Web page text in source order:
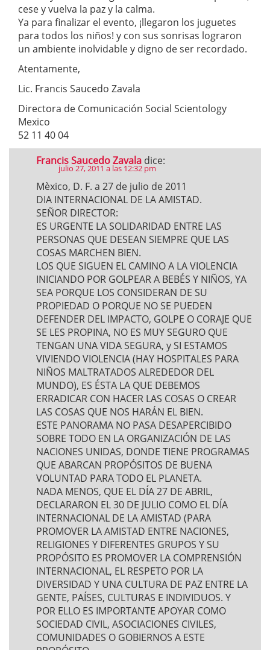
cese y vuelva la paz y la calma.
Ya para finalizar el evento, ¡llegaron los juguetes
para todos los niños! y con sus sonrisas lograron
un ambiente inolvidable y digno de ser recordado.
Atentamente,
Lic. Francis Saucedo Zavala
Directora de Comunicación Social Scientology
Mexico
52 11 40 04
Francis Saucedo Zavala dice:
julio 27, 2011 a las 12:32 pm
Mèxico, D. F. a 27 de julio de 2011
DIA INTERNACIONAL DE LA AMISTAD.
SEÑOR DIRECTOR:
ES URGENTE LA SOLIDARIDAD ENTRE LAS
PERSONAS QUE DESEAN SIEMPRE QUE LAS
COSAS MARCHEN BIEN.
LOS QUE SIGUEN EL CAMINO A LA VIOLENCIA
INICIANDO POR GOLPEAR A BEBÉS Y NIÑOS, YA
SEA PORQUE LOS CONSIDERAN DE SU
PROPIEDAD O PORQUE NO SE PUEDEN
DEFENDER DEL IMPACTO, GOLPE O CORAJE QUE
SE LES PROPINA, NO ES MUY SEGURO QUE
TENGAN UNA VIDA SEGURA, y SI ESTAMOS
VIVIENDO VIOLENCIA (HAY HOSPITALES PARA
NIÑOS MALTRATADOS ALREDEDOR DEL
MUNDO), ES ÉSTA LA QUE DEBEMOS
ERRADICAR CON HACER LAS COSAS O CREAR
LAS COSAS QUE NOS HARÁN EL BIEN.
ESTE PANORAMA NO PASA DESAPERCIBIDO
SOBRE TODO EN LA ORGANIZACIÓN DE LAS
NACIONES UNIDAS, DONDE TIENE PROGRAMAS
QUE ABARCAN PROPÓSITOS DE BUENA
VOLUNTAD PARA TODO EL PLANETA.
NADA MENOS, QUE EL DÍA 27 DE ABRIL,
DECLARARON EL 30 DE JULIO COMO EL DÍA
INTERNACIONAL DE LA AMISTAD (PARA
PROMOVER LA AMISTAD ENTRE NACIONES,
RELIGIONES Y DIFERENTES GRUPOS Y SU
PROPÓSITO ES PROMOVER LA COMPRENSIÓN
INTERNACIONAL, EL RESPETO POR LA
DIVERSIDAD Y UNA CULTURA DE PAZ ENTRE LA
GENTE, PAÍSES, CULTURAS E INDIVIDUOS. Y
POR ELLO ES IMPORTANTE APOYAR COMO
SOCIEDAD CIVIL, ASOCIACIONES CIVILES,
COMUNIDADES O GOBIERNOS A ESTE